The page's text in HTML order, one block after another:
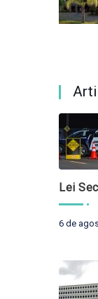
Lei Seca: da
6 de